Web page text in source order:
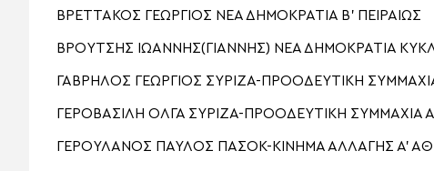
ΒΡΕΤΤΑΚΟΣ ΓΕΩΡΓΙΟΣ ΝΕΑ ΔΗΜΟΚΡΑΤΙΑ Β’ ΠΕΙΡΑΙΩΣ
ΒΡΟΥΤΣΗΣ ΙΩΑΝΝΗΣ(ΓΙΑΝΝΗΣ) ΝΕΑ ΔΗΜΟΚΡΑΤΙΑ
ΓΑΒΡΗΛΟΣ ΓΕΩΡΓΙΟΣ ΣΥΡΙΖΑ-ΠΡΟΟΔΕΥΤΙΚΗ
ΓΕΡΟΒΑΣΙΛΗ ΟΛΓΑ ΣΥΡΙΖΑ-ΠΡΟΟΔΕΥΤΙΚΗ ΣΥΜΜΑΧΙΑ
ΓΕΡΟΥΛΑΝΟΣ ΠΑΥΛΟΣ ΠΑΣΟΚ-ΚΙΝΗΜΑ ΑΛΛΑΓΗΣ Α’